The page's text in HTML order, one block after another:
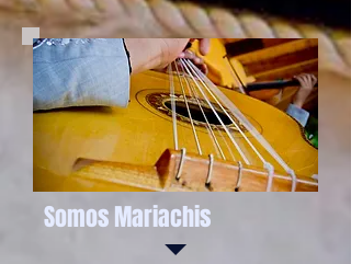
Somos Mariachis